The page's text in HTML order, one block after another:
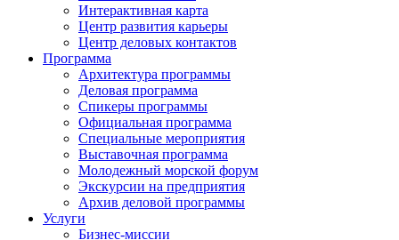
Интерактивная карта
Центр развития карьеры
Центр деловых контактов
Программа
Архитектура программы
Деловая программа
Спикеры программы
Официальная программа
Специальные мероприятия
Выставочная программа
Молодежный морской форум
Экскурсии на предприятия
Архив деловой программы
Услуги
Бизнес-миссии